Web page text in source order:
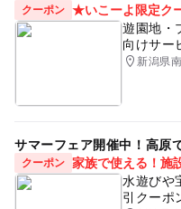
越後田沢駅
駐車可能台数
駐車場料金
クーポン ★いこーよ限定ク
遊園地・
向けサー
新潟県
サマーフェア開催中！高原
クーポン 家族で使える！施
水遊びや
引クーポ